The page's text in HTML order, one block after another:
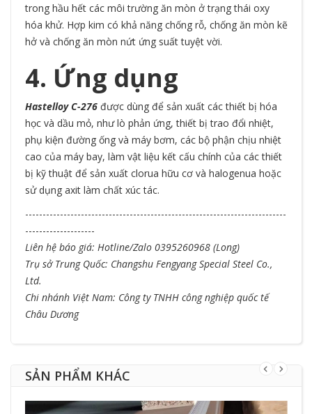
trong hầu hết các môi trường ăn mòn ở trạng thái oxy
hóa khử. Hợp kim có khả năng chống rỗ, chống ăn mòn kẽ
hở và chống ăn mòn nứt ứng suất tuyệt vời.
4. Ứng dụng
Hastelloy C-276 được dùng để sản xuất các thiết bị hóa
học và dầu mỏ, như lò phản ứng, thiết bị trao đổi nhiệt,
phụ kiện đường ống và máy bơm, các bộ phận chịu nhiệt
cao của máy bay, làm vật liệu kết cấu chính của các thiết
bị kỹ thuật để sản xuất clorua hữu cơ và halogenua hoặc
sử dụng axit làm chất xúc tác.
---------------------------------------------------------------------------
--------------------
Liên hệ báo giá: Hotline/Zalo 0395260968 (Long)
Trụ sở Trung Quốc: Changshu Fengyang Special Steel Co.,
Ltd.
Chi nhánh Việt Nam: Công ty TNHH công nghiệp quốc tế
Châu Dương
SẢN PHẨM KHÁC